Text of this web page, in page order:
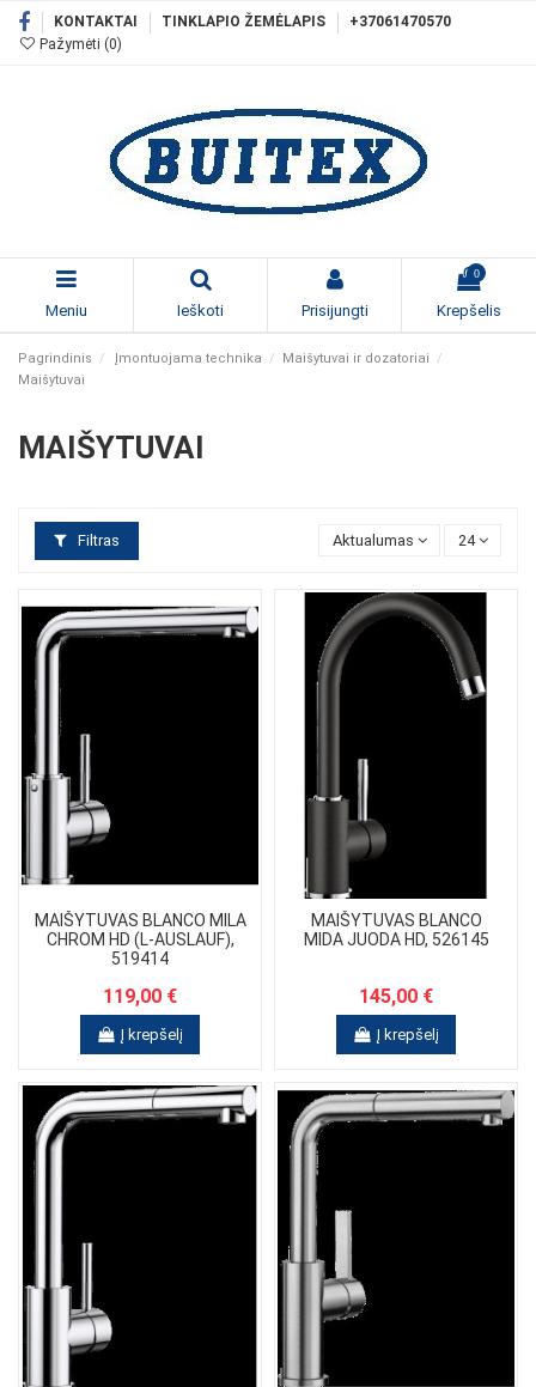
KONTAKTAI TINKLAPIO ŽEMĖLAPIS
+37061470570
Pažymėti (0)
Meniu Ieškoti Prisijungti
0
Krepšelis
Pagrindinis Įmontuojama technika
Maišytuvai ir dozatoriai
Maišytuvai
MAIŠYTUVAI
Filtras Aktualumas 24
MAIŠYTUVAS BLANCO MILA
CHROM HD (L-AUSLAUF),
519414
119,00 €
Į krepšelį
MAIŠYTUVAS BLANCO
MIDA JUODA HD, 526145
145,00 €
Į krepšelį